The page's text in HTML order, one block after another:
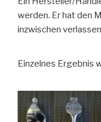
werden. Er hat den
inzwischen
Einzelnes Ergebnis